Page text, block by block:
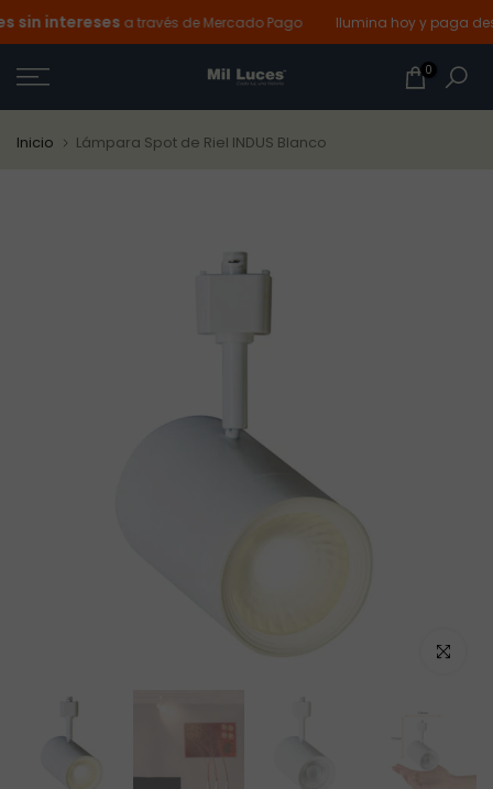
Ir
al
contenido
interesesa través de Mercado Pago Ilumina hoy y paga
0
Inicio Lámpara Spot de Riel INDUS Blanco
Haz